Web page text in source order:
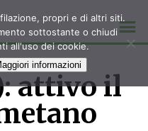
attivo il
propri e di altri siti.
sottostante o chiudi
all'uso dei cookie.
informazioni